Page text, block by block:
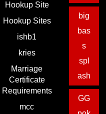
Hookup Site
Hookup Sites
ishb1
kries
Marriage
Certificate
Requirements
mcc
big
bas
s
spl
ash
GG